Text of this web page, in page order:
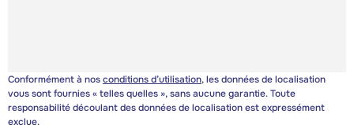
Conformément à nosconditions d’utilisation, les données de localisation
vous sont fournies « telles quelles », sans aucune garantie. Toute
responsabilité découlant des données de localisation est expressément
exclue.